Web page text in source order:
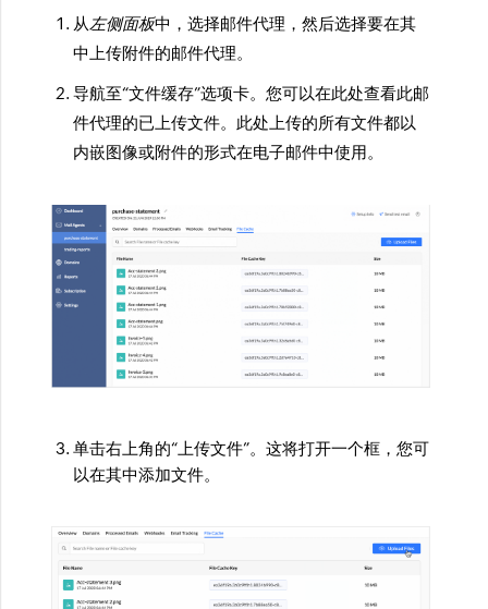
从左侧面板中，选择邮件代理，然后选择要在其
中上传附件的邮件代理。
导航至“文件缓存”选项卡。您可以在此处查看此邮
件代理的已上传文件。此处上传的所有文件都以
内嵌图像或附件的形式在电子邮件中使用。
单击右上角的“上传文件”。这将打开一个框，您可
以在其中添加文件。